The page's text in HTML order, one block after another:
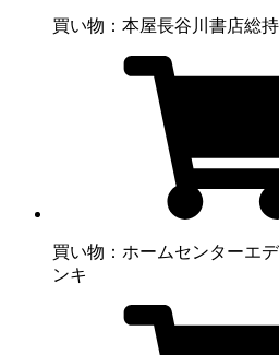
買い物：本屋長谷川書店総
買い物：ホームセンターエ
ンキ